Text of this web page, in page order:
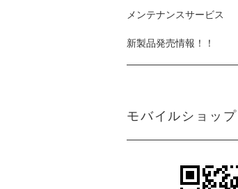
メンテナンスサービス
新製品発売情報！！
モバイルショップ